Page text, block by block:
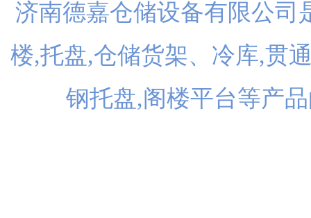
济南德嘉仓储设备有限公司
楼,托盘,仓储货架、冷库,贯
钢托盘,阁楼平台等产